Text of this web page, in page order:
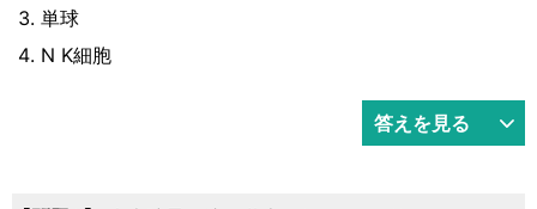
単球
N K細胞
答えを見る